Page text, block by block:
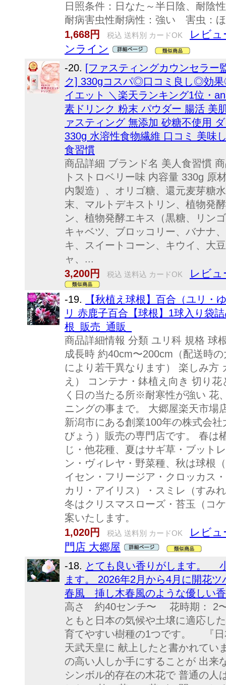
日照条件：日なた～半日陰、耐陰
耐病害虫性耐病性：強い 害虫：
1,668円
税込 送料別 カードOK
レビュ
ンライン
-20. [ファスティングカウンセラー
ク] 330gコスパ◎口コミ良し◎効
イエット ＼楽天ランキング1位・
素ドリンク 粉末 パウダー 腸活 美
ァスティング 無添加 砂糖不使用
330g 水溶性食物繊維 口コミ 美味
食習慣
商品詳細 ブランド名 美人食習慣
トストロベリー味 内容量 330g 原
内製造）、オリゴ糖、還元麦芽糖
末、マルトデキストリン、植物発
ン、植物発酵エキス（黒糖、リン
キャベツ、ブロッコリー、バナナ
キ、スイートコーン、キウイ、大
ャ、...
3,200円
税込 送料込 カードOK レビュ
-19.
【秋植え球根】百合（ユリ・
リ 赤鹿子百合【球根】1球入り袋
根_販売_通販_
商品詳細情報 分類 ユリ科 規格 球
成長時 約40cm〜200cm（配送時
により若干異なります） 楽しみ方
え） コンテナ・鉢植え向き 切り
く日の当たる所※耐寒性が強い 花
ニングの事まで。 大郷屋楽天市場
新潟市にある創業100年の株式会
びょう）販売の専門店です。 春は
じ・他花種、夏はサギ草・ブット
ン・ヴィレヤ・野菜種、秋は球根
イセン・フリージア・クロッカス
カリ・アイリス）・スミレ（すみ
冬はクリスマスローズ・苔玉（コ
案いたします。
1,020円
税込 送料別 カードOK
レビュ
門店 大郷屋
-18. とても良い香りがします。
ます。 2026年2月から4月に開花
春風 挿し木春風のような優しい
高さ 約40センチ〜 花時期： 2〜
ともと日本の気候や土壌に適応し
育てやすい樹種の1つです。 『日
天武天皇に 献上したと書かれて
の高い人しか手にすることが 出
シンボル的存在の木花で 普通の人